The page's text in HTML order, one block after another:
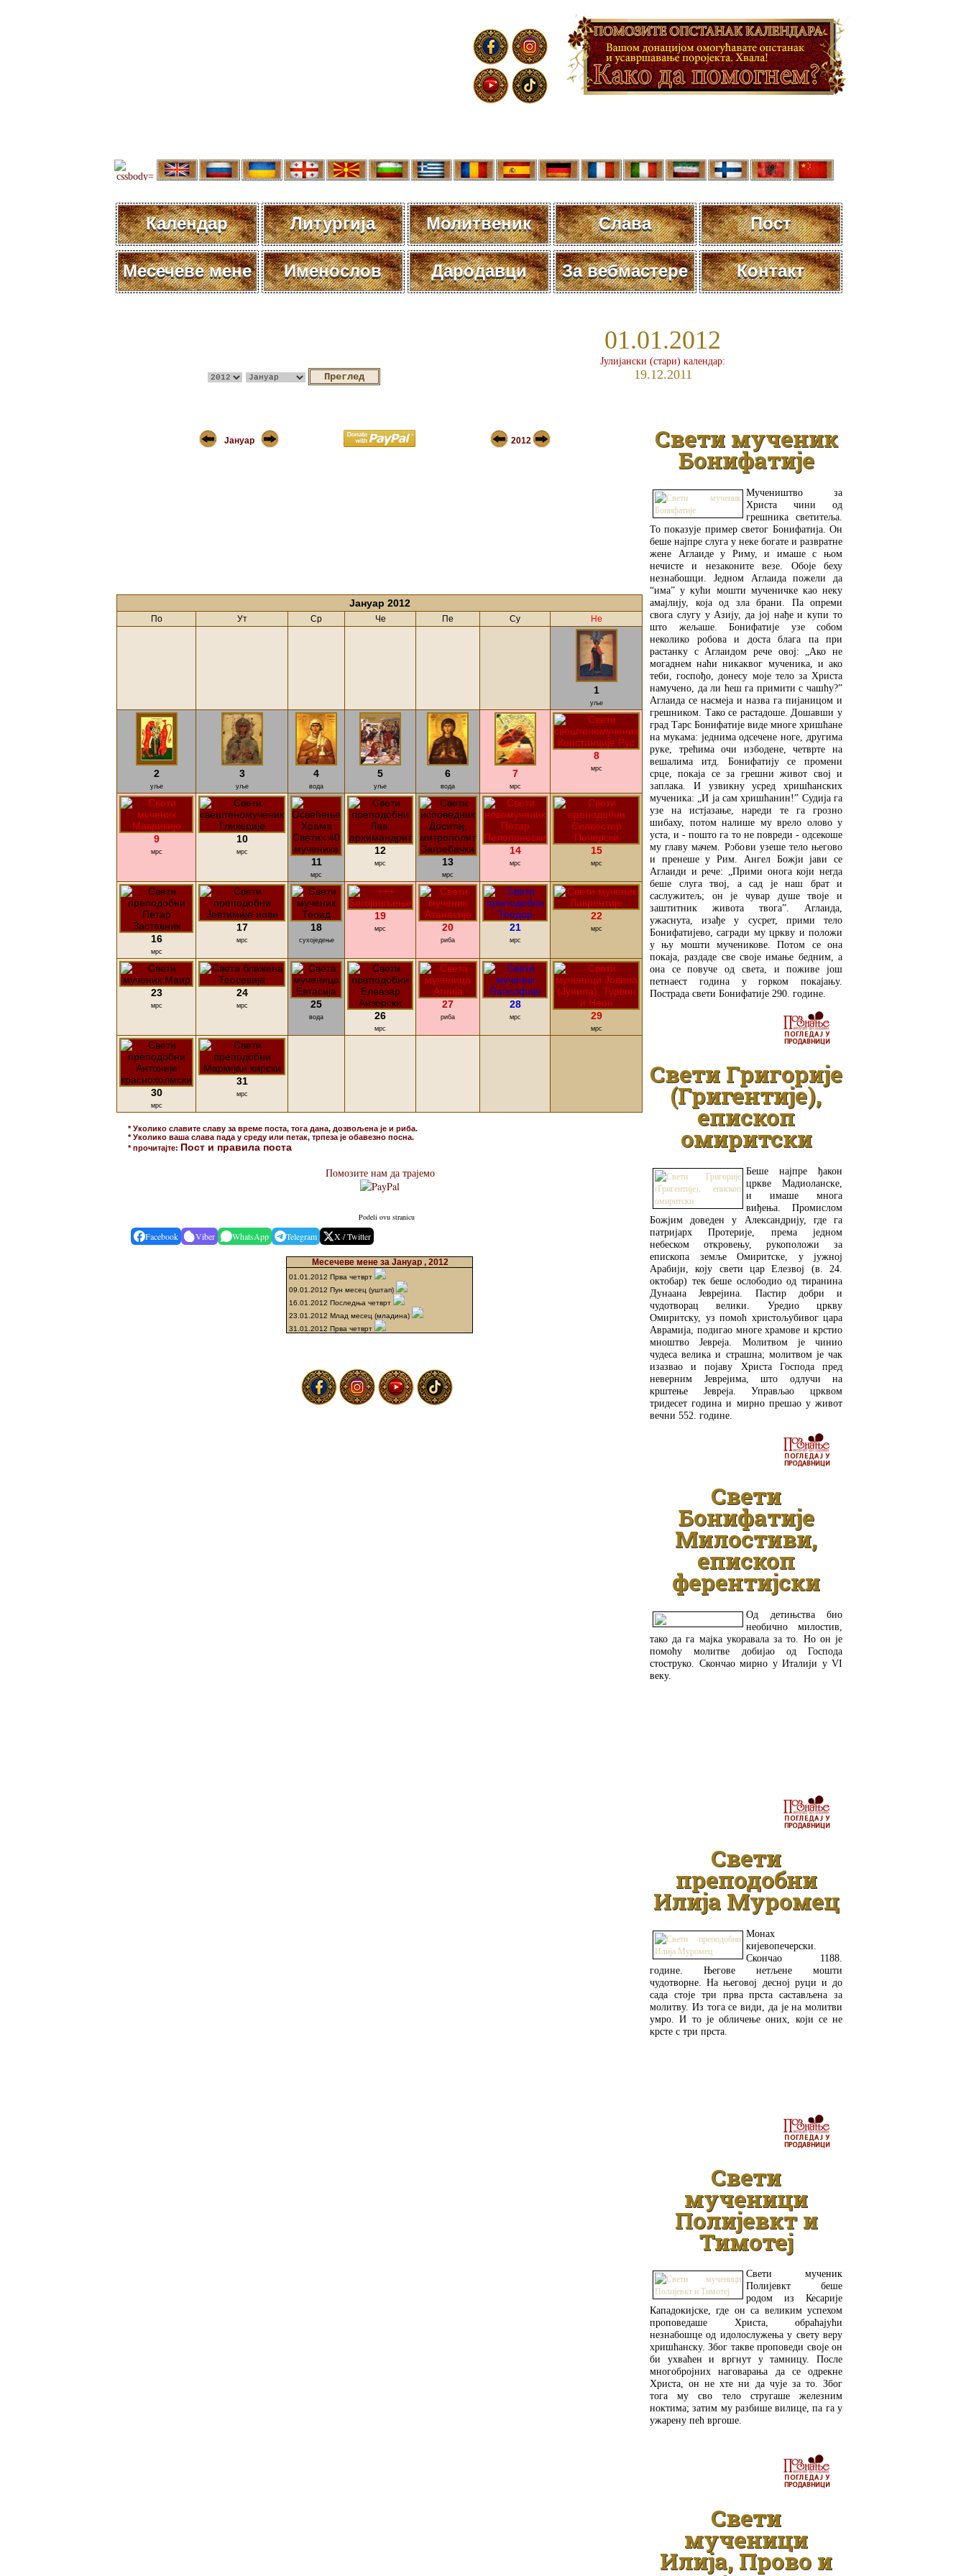
Календар Литургија Молитвеник Слава Пост
Месечеве мене Именослов Дародавци За вебмастере Контакт
01.01.2012
Јулијански (стари) календар:
19.12.2011
Јануар 2012 Свети мученик
Бонифатије
Мучеништво за
Христа чини од
грешника светитеља.
То показује пример светог Бонифатија. Он
беше најпре слуга у неке богате и развратне
жене Аглаиде у Риму, и имаше с њом
нечисте и незаконите везе. Обоје беху
незнабошци. Једном Аглаида пожели да
“има” у кући мошти мученичке као неку
амајлију, која од зла брани. Па опреми
свога слугу у Азију, да јој нађе и купи то
што жељаше. Бонифатије узе собом
неколико робова и доста блага па при
растанку с Аглаидом рече овој: „Ако не
могаднем наћи никаквог мученика, и ако
теби, госпођо, донесу моје тело за Христа
намучено, да ли ћеш га примити с чашћу?”
Аглаида се насмеја и назва га пијаницом и
грешником. Тако се растадоше. Дошавши у
град Тарс Бонифатије виде многе хришћане
на мукама: једнима одсечене ноге, другима
руке, трећима очи избодене, четврте на
вешалима итд. Бонифатију се промени
срце, покаја се за грешни живот свој и
заплака. И узвикну усред хришћанских
мученика: „И ја сам хришћанин!” Судија га
узе на истјазање, нареди те га грозно
шибаху, потом налише му врело олово у
уста, и - пошто га то не повреди - одсекоше
му главу мачем. Робови узеше тело његово
и пренеше у Рим. Ангел Божји јави се
Аглаиди и рече: „Прими онога који негда
беше слуга твој, а сад је наш брат и
саслужитељ; он је чувар душе твоје и
заштитник живота твога”. Аглаида,
ужаснута, изађе у сусрет, прими тело
Бонифатијево, сагради му цркву и положи
у њу мошти мученикове. Потом се она
покаја, раздаде све своје имање бедним, а
она се повуче од света, и поживе још
петнаест година у горком покајању.
Пострада свети Бонифатије 290. године.
Свети Григорије
(Григентије),
епископ
омиритски
Беше најпре ђакон
цркве Мадиоланске,
и имаше многа
виђења. Промислом
Божјим доведен у Александрију, где га
патријарх Протерије, према једном
небеском откровењу, рукоположи за
епископа земље Омиритске, у јужној
Арабији, коју свети цар Елезвој (в. 24.
октобар) тек беше ослободио од тиранина
Дунаана Јеврејина. Пастир добри и
чудотворац велики. Уредио цркву
Омиритску, уз помоћ христољубивог цара
Аврамија, подигао многе храмове и крстио
мноштво Јевреја. Молитвом је чинио
чудеса велика и страшна; молитвом је чак
изазвао и појаву Христа Господа пред
неверним Јеврејима, што одлучи на
крштење Јевреја. Управљао црквом
тридесет година и мирно прешао у живот
вечни 552. године.
Свети
Бонифатије
Милостиви,
епископ
ферентијски
Од детињства био
необично милостив,
тако да га мајка укоравала за то. Но он је
помоћу молитве добијао од Господа
стоструко. Скончао мирно у Италији у VI
веку.
Свети
преподобни
Илија Муромец
Монах
кијевопечерски.
Скончао 1188.
године. Његове нетљене мошти
чудотворне. На његовој десној руци и до
сада стоје три прва прста састављена за
молитву. Из тога се види, да је на молитви
умро. И то је обличење оних, који се не
крсте с три прста.
Свети
мученици
Полијевкт и
Тимотеј
Свети мученик
Полијевкт беше
родом из Кесарије
Кападокијске, где он са великим успехом
проповедаше Христа, обраћајући
незнабошце од идолослужења у свету веру
хришћанску. Због такве проповеди своје он
би ухваћен и вргнут у тамницу. После
многобројних наговарања да се одрекне
Христа, он не хте ни да чује за то. Због
тога му сво тело стругаше железним
ноктима; затим му разбише вилице, па га у
ужарену пећ вргоше.
Свети
мученици
Илија, Прово и
Јануар 2012
По Ут Ср Че Пе Су Не
1
уље
2
уље
3
уље
4
вода
5
уље
6
вода
7
мрс
8
мрс
9
мрс
10
мрс
11
мрс
12
мрс 13
мрс
14
мрс
15
мрс
16
мрс
17
мрс
18
сухоједење
19
мрс 20
риба
21
мрс
22
мрс
23
мрс
24
мрс 25
вода 26
мрс
27
риба
28
мрс 29
мрс
30
мрс
31
мрс
* Уколико славите славу за време поста, тога дана, дозвољена је и риба.
* Уколико ваша слава пада у среду или петак, трпеза је обавезно посна.
* прочитајте: Пост и правила поста
Помозите нам да трајемо
Podeli ovu stranicu
Facebook Viber WhatsApp Telegram X / Twitter
Месечеве мене за Јануар , 2012
01.01.2012 Прва четврт
09.01.2012 Пун месец (уштап)
16.01.2012 Последња четврт
23.01.2012 Млад месец (младина)
31.01.2012 Прва четврт